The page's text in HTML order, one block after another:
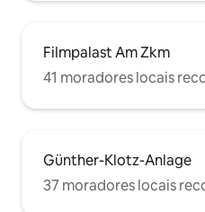
Filmpalast Am Zkm
41 moradores locais
Günther-Klotz-Anlage
37 moradores locais